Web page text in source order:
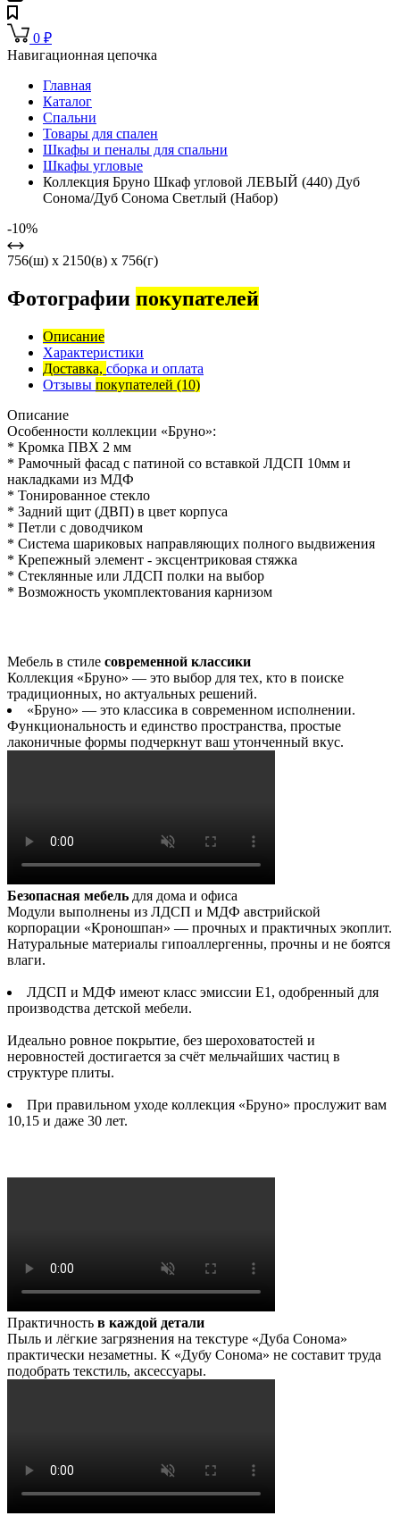
0 ₽
Навигационная цепочка
Главная
Каталог
Спальни
Товары для спален
Шкафы и пеналы для спальни
Шкафы угловые
Коллекция Бруно Шкаф угловой ЛЕВЫЙ (440) Дуб
Сонома/Дуб Сонома Светлый (Набор)
-10%
756(ш) x 2150(в) x 756(г)
Фотографии покупателей
Описание
Характеристики
Доставка, сборка и оплата
Отзывы покупателей (10)
Описание
Особенности коллекции «Бруно»:
* Кромка ПВХ 2 мм
* Рамочный фасад с патиной со вставкой ЛДСП 10мм и
накладками из МДФ
* Тонированное стекло
* Задний щит (ДВП) в цвет корпуса
* Петли с доводчиком
* Система шариковых направляющих полного выдвижения
* Крепежный элемент - эксцентриковая стяжка
* Стеклянные или ЛДСП полки на выбор
* Возможность укомплектования карнизом
Мебель в стиле современной классики
Коллекция «Бруно» — это выбор для тех, кто в поиске
традиционных, но актуальных решений.
«Бруно» — это классика в современном исполнении.
Функциональность и единство пространства, простые
лаконичные формы подчеркнут ваш утонченный вкус.
Безопасная мебель для дома и офиса
Модули выполнены из ЛДСП и МДФ австрийской
корпорации «Кроношпан» — прочных и практичных экоплит.
Натуральные материалы гипоаллергенны, прочны и не боятся
влаги.
ЛДСП и МДФ имеют класс эмиссии Е1, одобренный для
производства детской мебели.
Идеально ровное покрытие, без шероховатостей и
неровностей достигается за счёт мельчайших частиц в
структуре плиты.
При правильном уходе коллекция «Бруно» прослужит вам
10,15 и даже 30 лет.
Практичность в каждой детали
Пыль и лёгкие загрязнения на текстуре «Дуба Сонома»
практически незаметны. К «Дубу Сонома» не составит труда
подобрать текстиль, аксессуары.